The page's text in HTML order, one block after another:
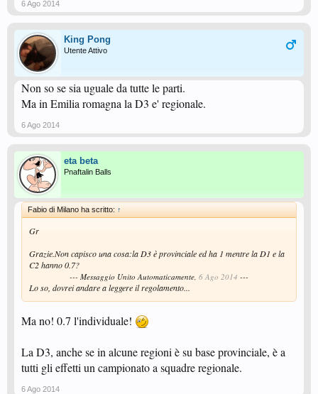
6 Ago 2014
King Pong
Utente Attivo
Non so se sia uguale da tutte le parti.
Ma in Emilia romagna la D3 e' regionale.
6 Ago 2014
eta beta
Pnaftalin Balls
Fabio di Milano ha scritto: ↑
Gr
Grazie.Non capisco una cosa:la D3 è provinciale ed ha 1 mentre la D1 e la
C2 hanno 0.7?
--- Messaggio Unito Automaticamente, 6 Ago 2014 ---
Lo so, dovrei andare a leggere il regolamento...
Ma no! 0.7 l'individuale!
La D3, anche se in alcune regioni è su base provinciale, è a
tutti gli effetti un campionato a squadre regionale.
6 Ago 2014